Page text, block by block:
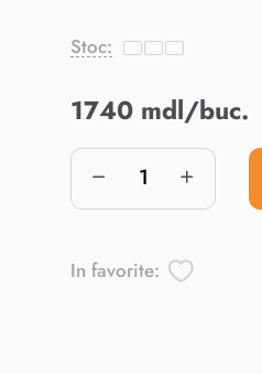
Stoc:
1740 mdl/buc.
In favorite: